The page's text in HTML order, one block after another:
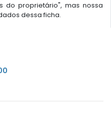
do proprietário", mas nossa
dessa ficha.